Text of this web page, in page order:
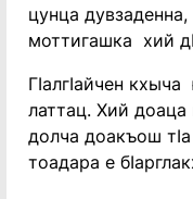
цунца
моттигашка хий
Гӏалгӏайчен
латтац. Хий
долча доакъош
тоадара е